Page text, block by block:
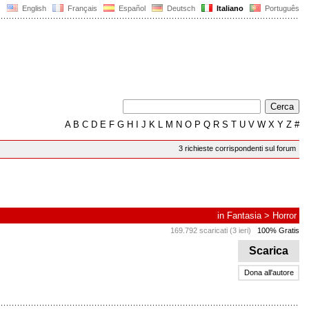
English Français Español Deutsch Italiano Português
AB C D E F G H J K L M N O P Q R S T U V W X Y Z #
3 richieste corrispondenti sul forum
in Fantasia> Horror
169.792 scaricati (3 ieri) 100% Gratis
Scarica
Dona all'autore